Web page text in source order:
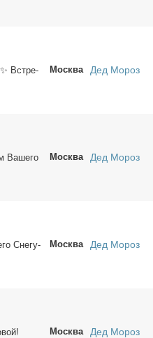
Встре­
Москва Дед Мороз
Ва­ше­го
Москва Дед Мороз
Сне­гу­
Москва Дед Мороз
Москва Дед Мороз